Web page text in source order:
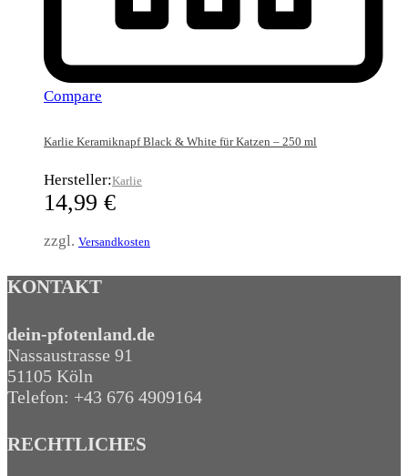
Compare
Karlie Keramiknapf Black & White für Katzen – 250 ml
Hersteller:Karlie
14,99 €
zzgl. Versandkosten
KONTAKT
dein-pfotenland.de
Nassaustrasse 91
51105 Köln
Telefon: +43 676 4909164‬
RECHTLICHES